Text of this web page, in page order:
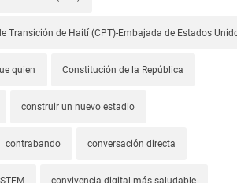
Transición de Haití (CPT)-Embajada de Estados
quien Constitución de la República
construir un nuevo estadio
contrabando conversación directa
convivencia digital más saludable